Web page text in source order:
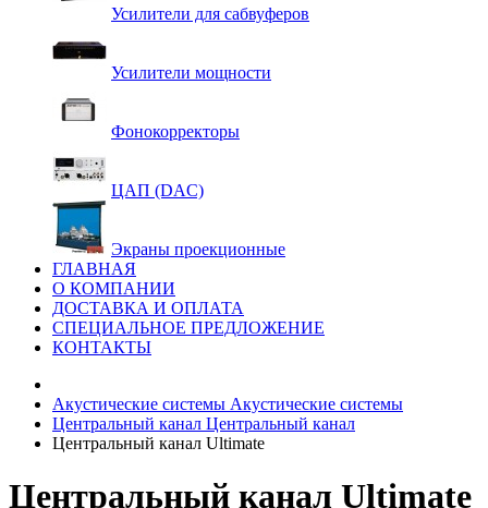
Усилители для сабвуферов
Усилители мощности
Фонокорректоры
ЦАП (DAC)
Экраны проекционные
ГЛАВНАЯ
О КОМПАНИИ
ДОСТАВКА И ОПЛАТА
СПЕЦИАЛЬНОЕ ПРЕДЛОЖЕНИЕ
КОНТАКТЫ
Акустические системы Акустические системы
Центральный канал Центральный канал
Центральный канал Ultimate
Центральный канал Ultimate